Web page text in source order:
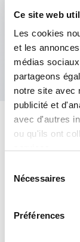
Ce site web
Les cookies
et les
médias
partageons
notre site avec
publicité et
avec d'autres
ou qu'ils ont
Nécessaires
Préférences
Adaptateur
série FT1A
Mechanical